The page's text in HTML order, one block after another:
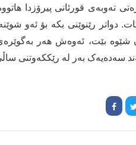
تەوبەی قورئانی پیرۆزدا
دواتر رێنوێنی بکە بۆ ئەو
شێوە بێت، ئەوەش هەر
رێککەوتنی ساڵی 1951ـی پەنابەران